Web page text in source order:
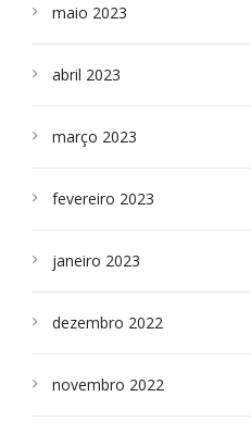
maio 2023
abril 2023
março 2023
fevereiro 2023
janeiro 2023
dezembro 2022
novembro 2022